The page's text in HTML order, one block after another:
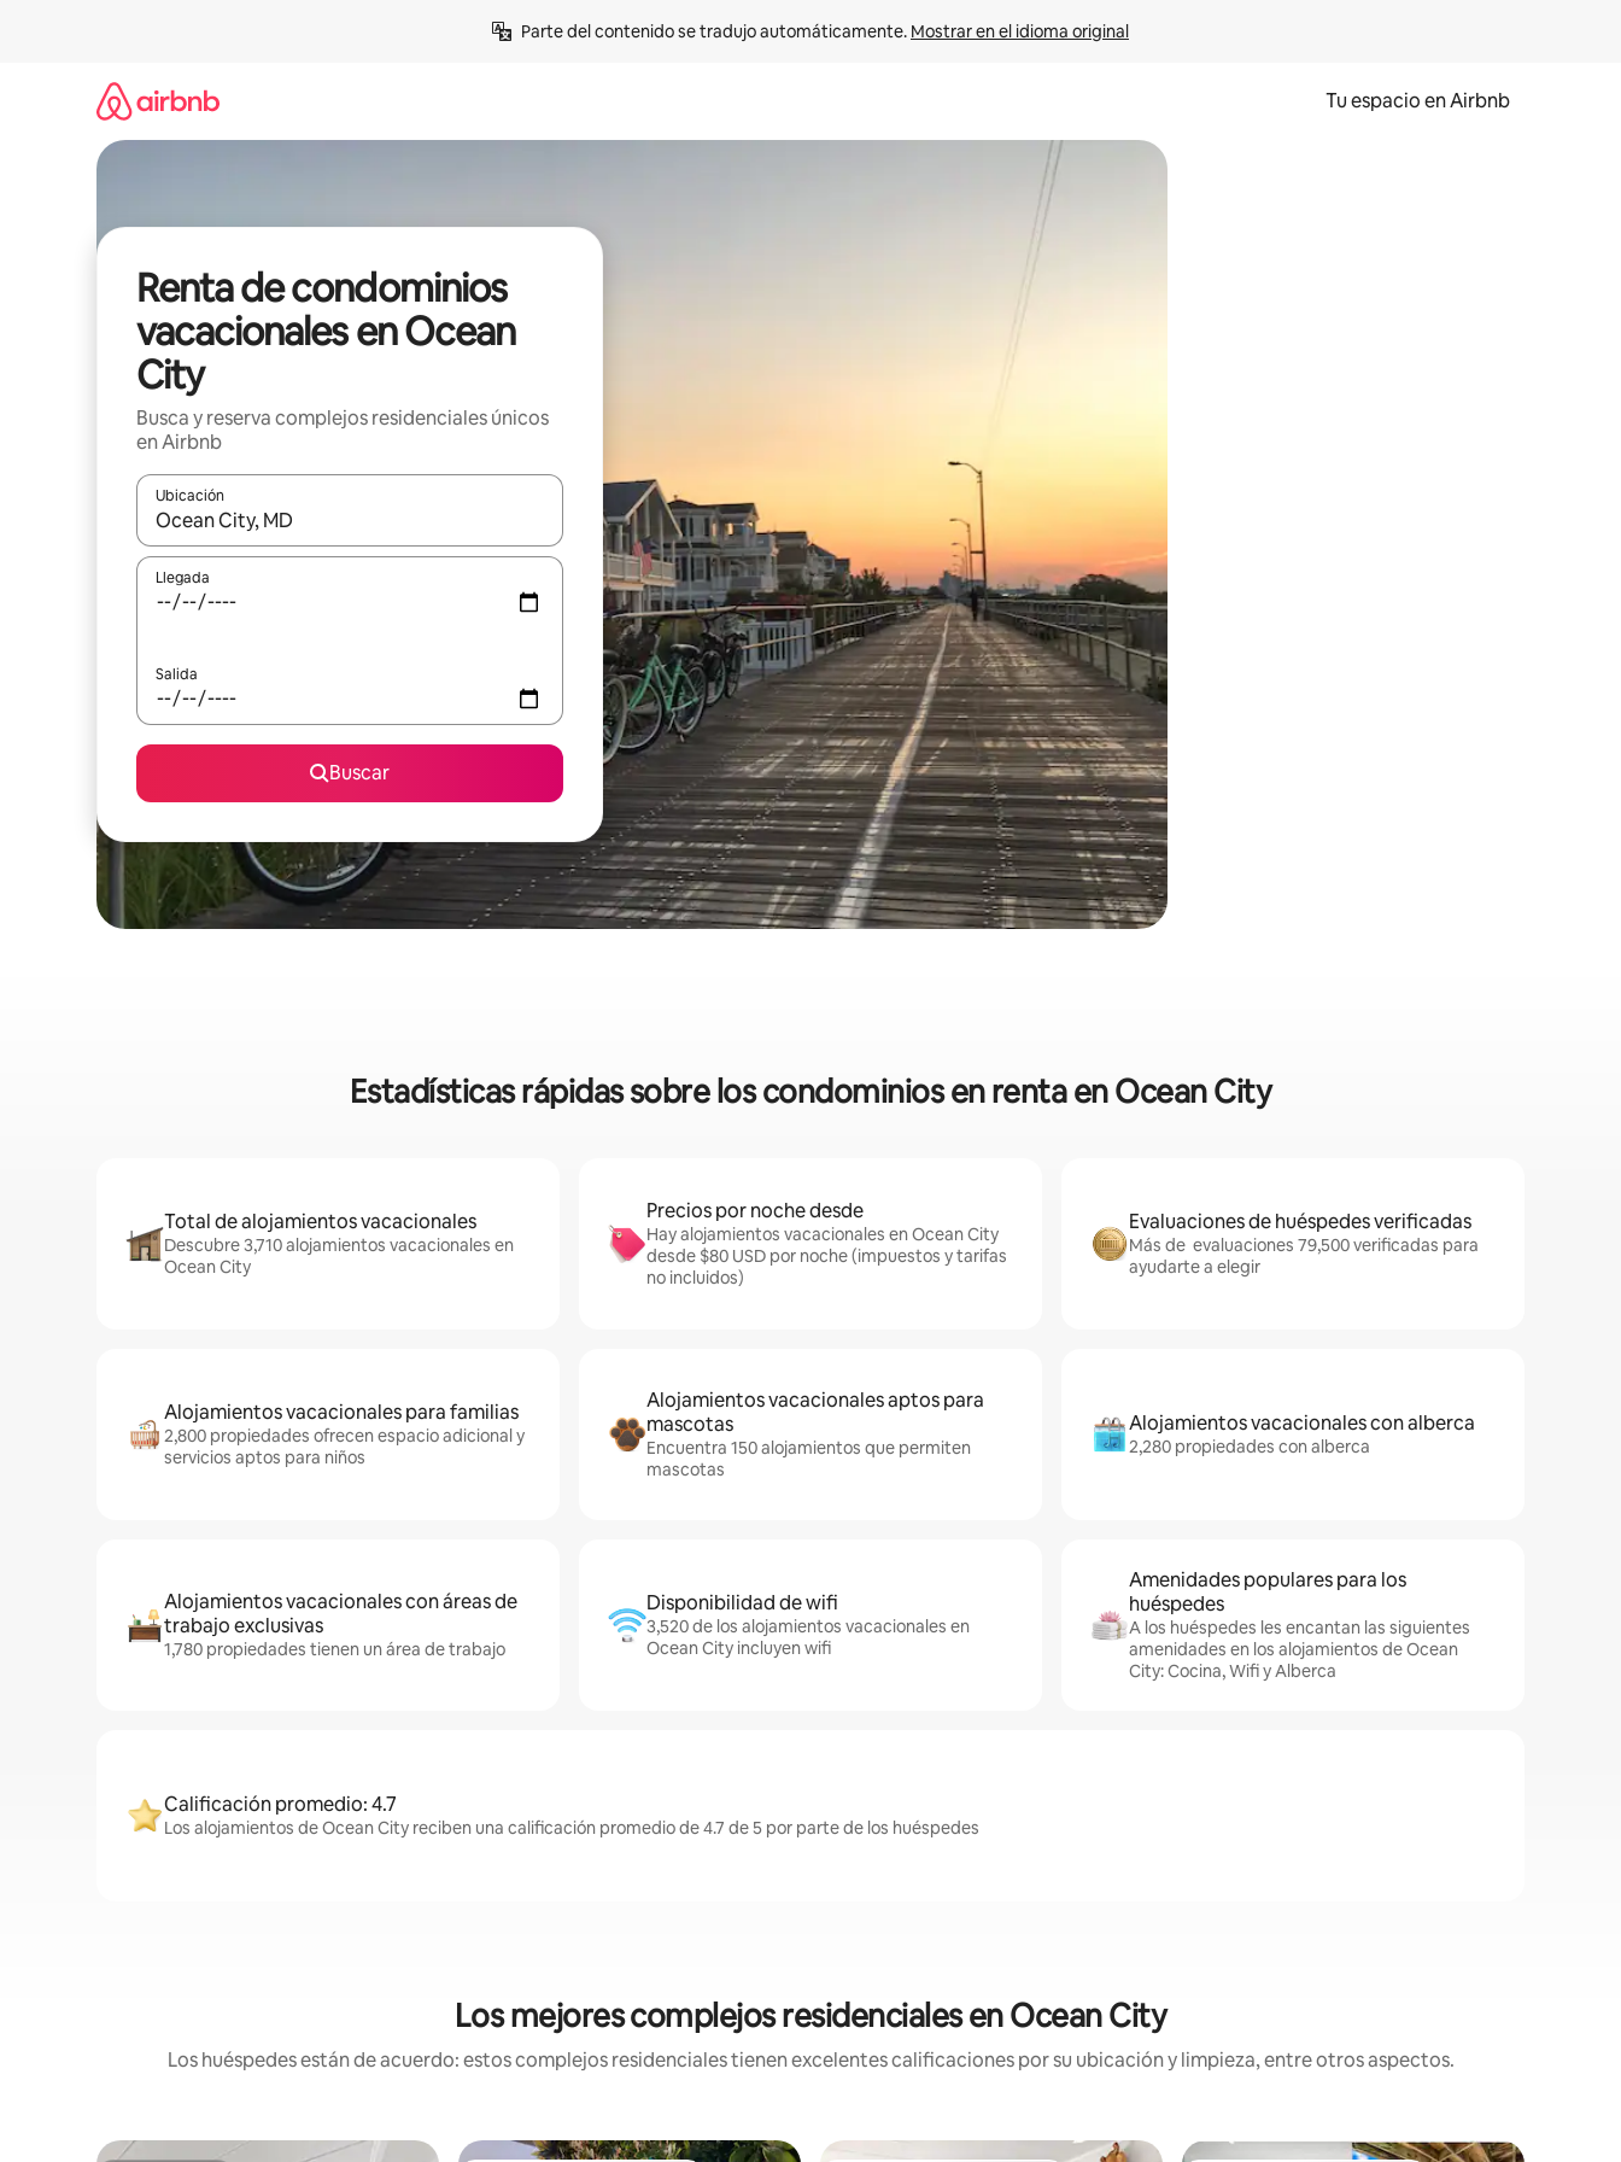
Parte del contenido se tradujo automáticamente. Mostrar en el idioma original
Tu espacio en Airbnb
Renta de condominios
vacacionales en Ocean
City
Busca y reserva complejos residenciales únicos
en Airbnb
Ubicación
Cuando los resultados estén disponibles, podrás navegar usando las teclas de las flechas hacia arriba y hacia abajo, o bien tocando y deslizando la pantalla.
Llegada
Salida
Buscar
Estadísticas rápidas sobre los condominios en renta en Ocean City
Total de alojamientos vacacionales
Descubre 3,710 alojamientos vacacionales en
Ocean City
Precios por noche desde
Hay alojamientos vacacionales en Ocean City
desde $80 USD por noche (impuestos y tarifas
no incluidos)
Evaluaciones de huéspedes verificadas
Más de evaluaciones 79,500 verificadas para
ayudarte a elegir
Alojamientos vacacionales para familias
2,800 propiedades ofrecen espacio adicional y
servicios aptos para niños
Alojamientos vacacionales aptos para
mascotas
Encuentra 150 alojamientos que permiten
mascotas
Alojamientos vacacionales con alberca
2,280 propiedades con alberca
Alojamientos vacacionales con áreas de
trabajo exclusivas
1,780 propiedades tienen un área de trabajo
Disponibilidad de wifi
3,520 de los alojamientos vacacionales en
Ocean City incluyen wifi
Amenidades populares para los
huéspedes
A los huéspedes les encantan las siguientes
amenidades en los alojamientos de Ocean
City: Cocina, Wifi y Alberca
Calificación promedio: 4.7
Los alojamientos de Ocean City reciben una calificación promedio de 4.7 de 5 por parte de los huéspedes
Los mejores complejos residenciales en Ocean City
Los huéspedes están de acuerdo: estos complejos residenciales tienen excelentes calificaciones por su ubicación y limpieza, entre otros aspectos.